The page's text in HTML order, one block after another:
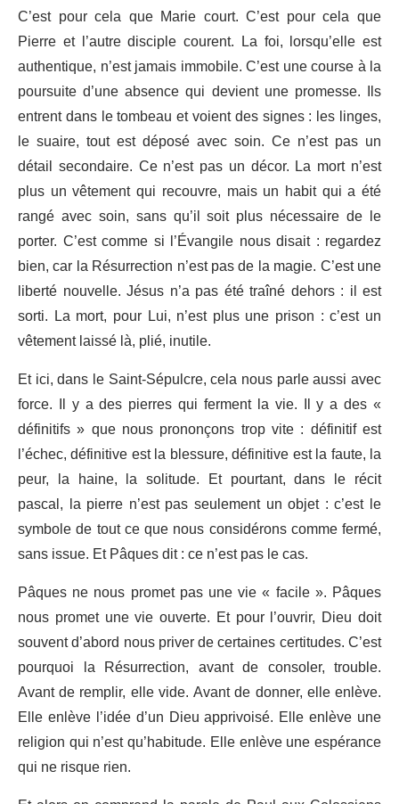
C’est pour cela que Marie court. C’est pour cela que
Pierre et l’autre disciple courent. La foi, lorsqu’elle est
authentique, n’est jamais immobile. C’est une course à la
poursuite d’une absence qui devient une promesse. Ils
entrent dans le tombeau et voient des signes : les linges,
le suaire, tout est déposé avec soin. Ce n’est pas un
détail secondaire. Ce n’est pas un décor. La mort n’est
plus un vêtement qui recouvre, mais un habit qui a été
rangé avec soin, sans qu’il soit plus nécessaire de le
porter. C’est comme si l’Évangile nous disait : regardez
bien, car la Résurrection n’est pas de la magie. C’est une
liberté nouvelle. Jésus n’a pas été traîné dehors : il est
sorti. La mort, pour Lui, n’est plus une prison : c’est un
vêtement laissé là, plié, inutile.
Et ici, dans le Saint-Sépulcre, cela nous parle aussi avec
force. Il y a des pierres qui ferment la vie. Il y a des «
définitifs » que nous prononçons trop vite : définitif est
l’échec, définitive est la blessure, définitive est la faute, la
peur, la haine, la solitude. Et pourtant, dans le récit
pascal, la pierre n’est pas seulement un objet : c’est le
symbole de tout ce que nous considérons comme fermé,
sans issue. Et Pâques dit : ce n’est pas le cas.
Pâques ne nous promet pas une vie « facile ». Pâques
nous promet une vie ouverte. Et pour l’ouvrir, Dieu doit
souvent d’abord nous priver de certaines certitudes. C’est
pourquoi la Résurrection, avant de consoler, trouble.
Avant de remplir, elle vide. Avant de donner, elle enlève.
Elle enlève l’idée d’un Dieu apprivoisé. Elle enlève une
religion qui n’est qu’habitude. Elle enlève une espérance
qui ne risque rien.